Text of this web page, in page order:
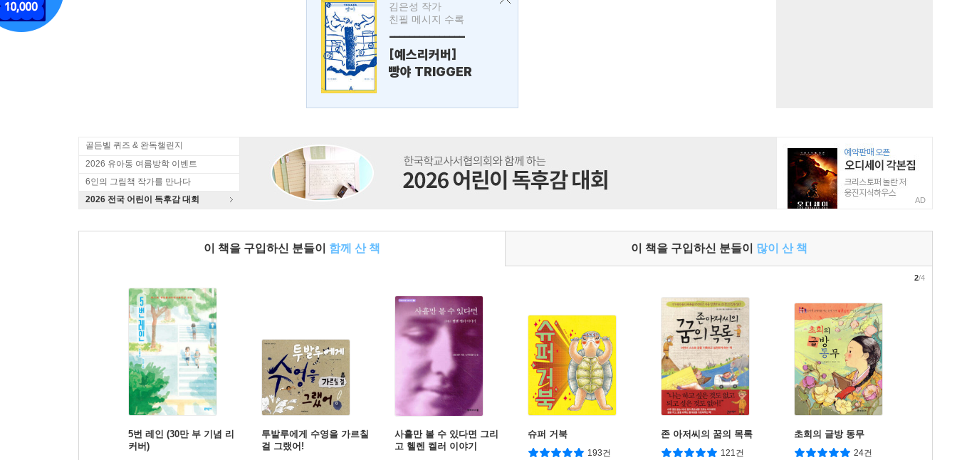
김은성 작가
친필 메시지 수록
---------------
[예스리커버]
빵야 TRIGGER
골든벨 퀴즈 & 완독챌린지
2026 유아동 여름방학 이벤트
6인의 그림책 작가를 만나다
2026 전국 어린이 독후감 대회
AD
이 책을 구입하신 분들이 함께 산 책 이 책을 구입하신 분들이 많이 산 책
5번 레인 (30만 부 기념 리
커버)
투발루에게 수영을 가르칠
걸 그랬어!
사흘만 볼 수 있다면 그리
고 헬렌 켈러 이야기
슈퍼 거북
193건
존 아저씨의 꿈의 목록
121건
초희의 글방 동무
24건
2/4